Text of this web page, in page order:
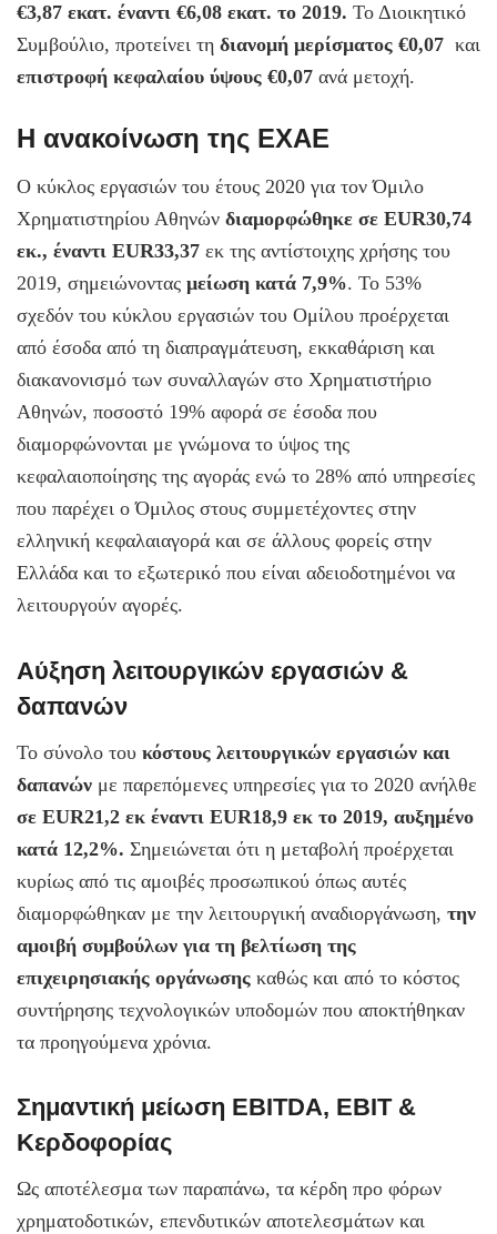
€3,87 εκατ. έναντι €6,08 εκατ. το 2019. Το Διοικητικό
Συμβούλιο, προτείνει τη διανομή μερίσματος €0,07 και
επιστροφή κεφαλαίου ύψους €0,07 ανά μετοχή.
Η ανακοίνωση της ΕΧΑΕ
Ο κύκλος εργασιών του έτους 2020 για τον Όμιλο
Χρηματιστηρίου Αθηνών διαμορφώθηκε σε EUR30,74
εκ., έναντι EUR33,37 εκ της αντίστοιχης χρήσης του
2019, σημειώνοντας μείωση κατά 7,9%. Το 53%
σχεδόν του κύκλου εργασιών του Ομίλου προέρχεται
από έσοδα από τη διαπραγμάτευση, εκκαθάριση και
διακανονισμό των συναλλαγών στο Χρηματιστήριο
Αθηνών, ποσοστό 19% αφορά σε έσοδα που
διαμορφώνονται με γνώμονα το ύψος της
κεφαλαιοποίησης της αγοράς ενώ το 28% από υπηρεσίες
που παρέχει ο Όμιλος στους συμμετέχοντες στην
ελληνική κεφαλαιαγορά και σε άλλους φορείς στην
Ελλάδα και το εξωτερικό που είναι αδειοδοτημένοι να
λειτουργούν αγορές.
Αύξηση λειτουργικών εργασιών &
δαπανών
Το σύνολο του κόστους λειτουργικών εργασιών και
δαπανών με παρεπόμενες υπηρεσίες για το 2020 ανήλθε
σε EUR21,2 εκ έναντι EUR18,9 εκ το 2019, αυξημένο
κατά 12,2%. Σημειώνεται ότι η μεταβολή προέρχεται
κυρίως από τις αμοιβές προσωπικού όπως αυτές
διαμορφώθηκαν με την λειτουργική αναδιοργάνωση, την
αμοιβή συμβούλων για τη βελτίωση της
επιχειρησιακής οργάνωσης καθώς και από το κόστος
συντήρησης τεχνολογικών υποδομών που αποκτήθηκαν
τα προηγούμενα χρόνια.
Σημαντική μείωση EBITDA, EBIT &
Κερδοφορίας
Ως αποτέλεσμα των παραπάνω, τα κέρδη προ φόρων
χρηματοδοτικών, επενδυτικών αποτελεσμάτων και